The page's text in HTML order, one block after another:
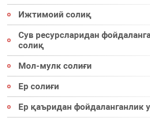
Ижтимоий солиқ
Сув ресурсларидан
солиқ
Мол-мулк солиғи
Ер солиғи
Ер қаъридан фойдаланганлик